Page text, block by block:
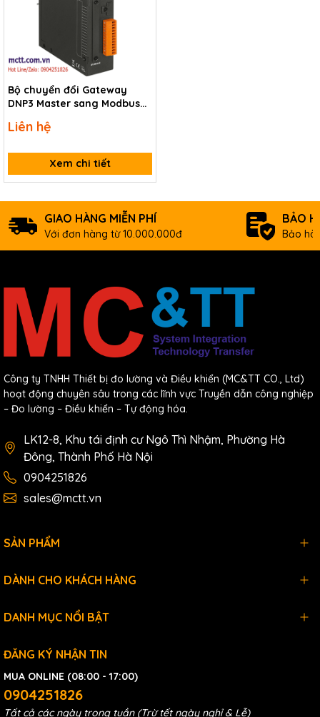
Bộ chuyển đổi Gateway
DNP3 Master sang Modbus
CR
Liên hệ
Xem chi tiết
GIAO HÀNG MIỄN PHÍ
Với đơn hàng từ 10.000.000đ
BẢO
Bảo
Công ty TNHH Thiết bị đo lường và Điều khiển (MC&TT CO., Ltd)
hoạt động chuyên sâu trong các lĩnh vực Truyền dẫn công nghiệp
– Đo lường – Điều khiển – Tự động hóa.
LK12-8, Khu tái định cư Ngô Thì Nhậm, Phường Hà
Đông, Thành Phố Hà Nội
0904251826
sales@mctt.vn
SẢN PHẨM
DÀNH CHO KHÁCH HÀNG
DANH MỤC NỔI BẬT
ĐĂNG KÝ NHẬN TIN
MUA ONLINE (08:00 - 17:00)
0904251826
Tất cả các ngày trong tuần (Trừ tết ngày nghỉ & Lễ)